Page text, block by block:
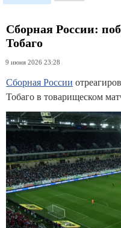
Сборная России:
Тобаго
9 июня 2026 23:28
Сборная России
Тобаго в товарищеском